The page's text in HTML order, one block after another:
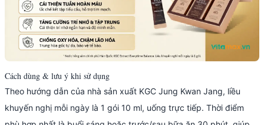
Cách dùng & lưu ý khi sử dụng
Theo hướng dẫn của nhà sản xuất KGC Jung Kwan Jang, liều
khuyến nghị mỗi ngày là 1 gói 10 ml, uống trực tiếp. Thời điểm